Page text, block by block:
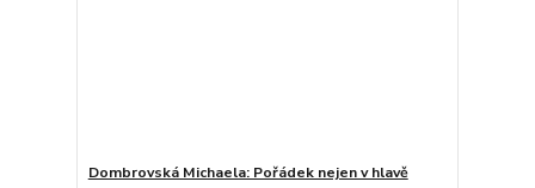
Dombrovská Michaela: Pořádek nejen v hlavě